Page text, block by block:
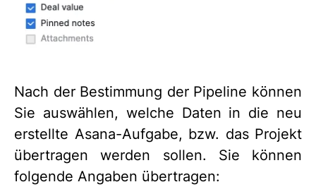
Nach der Bestimmung der Pipeline können
Sie auswählen, welche Daten in die neu
erstellte Asana-Aufgabe, bzw. das Projekt
übertragen werden sollen. Sie können
folgende Angaben übertragen: